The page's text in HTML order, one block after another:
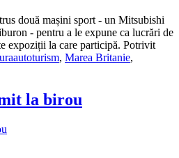
două mașini sport - un Mitsubishi
- pentru a le expune ca lucrări de
expoziții la care participă. Potrivit
autoturism, Marea Britanie,
la birou